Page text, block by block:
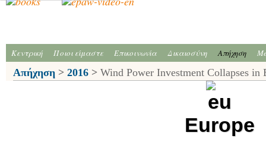
Κεντρική Ποιοι είμαστε Επικοινωνία Δικαιοσύνη Απήχηση
Απήχηση > 2016 > Wind Power Investment Collapses in
Europe